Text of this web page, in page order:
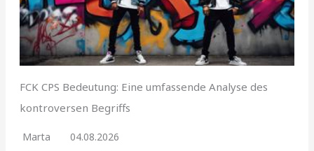
FCK CPS Bedeutung: Eine umfassende Analyse des
kontroversen Begriffs
Marta 04.08.2026